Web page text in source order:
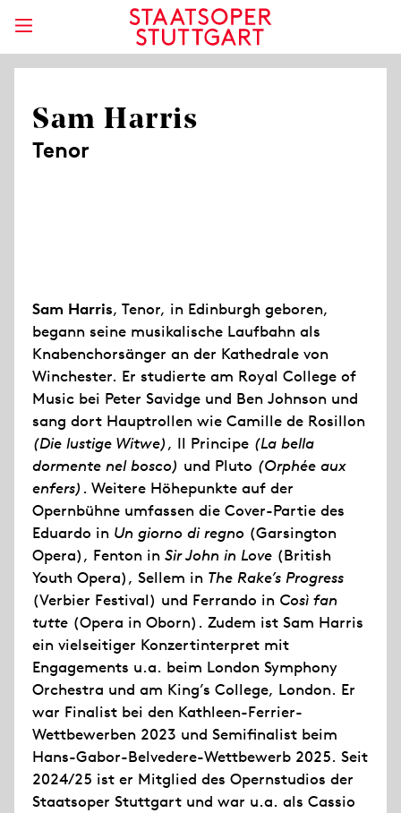
Sam Harris
Tenor
Sam Harris, Tenor, in Edinburgh geboren,
begann seine musikalische Laufbahn als
Knabenchorsänger an der Kathedrale von
Winchester. Er studierte am Royal College of
Music bei Peter Savidge und Ben Johnson und
sang dort Hauptrollen wie Camille de Rosillon
(Die lustige Witwe), Il Principe (La bella
dormente nel bosco) und Pluto (Orphée aux
enfers) . Weitere Höhepunkte auf der
Opernbühne umfassen die Cover-Partie des
Eduardo in Un giorno di regno (Garsington
Opera), Fenton in Sir John in Love (British
Youth Opera), Sellem in The Rake’s Progress
(Verbier Festival) und Ferrando in Così fan
tutte (Opera in Oborn). Zudem ist Sam Harris
ein vielseitiger Konzertinterpret mit
Engagements u.a. beim London Symphony
Orchestra und am King’s College, London. Er
war Finalist bei den Kathleen-Ferrier-
Wettbewerben 2023 und Semifinalist beim
Hans-Gabor-Belvedere-Wettbewerb 2025. Seit
2024/25 ist er Mitglied des Opernstudios der
Staatsoper Stuttgart und war u.a. als Cassio